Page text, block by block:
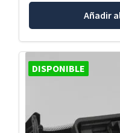
Añadir
DISPONIBLE